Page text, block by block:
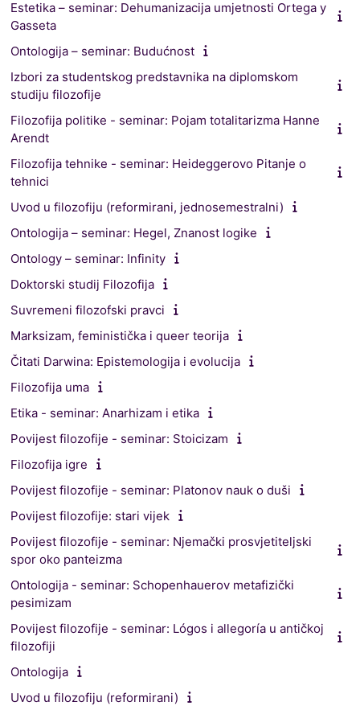
Estetika – seminar: Dehumanizacija umjetnosti Ortega y
Gasseta
Ontologija – seminar: Budućnost
Izbori za studentskog predstavnika na diplomskom
studiju filozofije
Filozofija politike - seminar: Pojam totalitarizma Hanne
Arendt
Filozofija tehnike - seminar: Heideggerovo Pitanje o
tehnici
Uvod u filozofiju (reformirani, jednosemestralni)
Ontologija – seminar: Hegel, Znanost logike
Ontology – seminar: Infinity
Doktorski studij Filozofija
Suvremeni filozofski pravci
Marksizam, feministička i queer teorija
Čitati Darwina: Epistemologija i evolucija
Filozofija uma
Etika - seminar: Anarhizam i etika
Povijest filozofije - seminar: Stoicizam
Filozofija igre
Povijest filozofije - seminar: Platonov nauk o duši
Povijest filozofije: stari vijek
Povijest filozofije - seminar: Njemački prosvjetiteljski
spor oko panteizma
Ontologija - seminar: Schopenhauerov metafizički
pesimizam
Povijest filozofije - seminar: Lógos i allegoría u antičkoj
filozofiji
Ontologija
Uvod u filozofiju (reformirani)